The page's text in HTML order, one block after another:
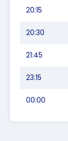
20:15
20:30
21:45
23:15
00:00